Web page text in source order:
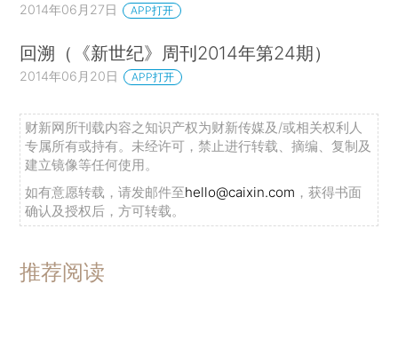
2014年06月27日 APP打开
回溯（《新世纪》周刊2014年第24期）
2014年06月20日 APP打开
财新网所刊载内容之知识产权为财新传媒及/或相关权利人
专属所有或持有。未经许可，禁止进行转载、摘编、复制及
建立镜像等任何使用。
如有意愿转载，请发邮件至hello@caixin.com ，获得书面
确认及授权后，方可转载。
推荐阅读